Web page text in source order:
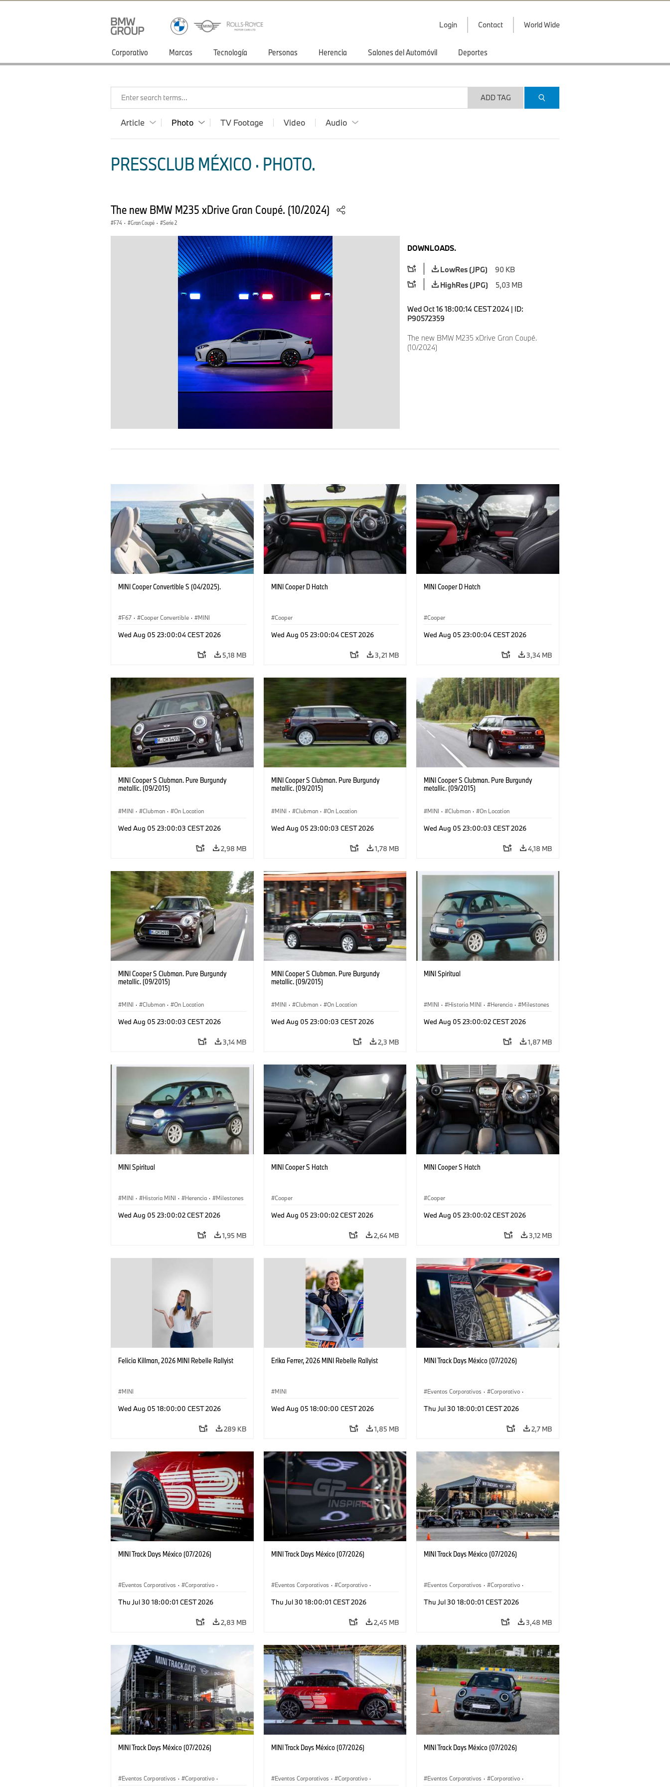
Login Contact World Wide
Corporativo Marcas Tecnología Personas Herencia Salones del Automóvil Deportes
Enter search terms... ADD TAG
Article Photo TV Footage Video Audio
PRESSCLUB MÉXICO · PHOTO.
The new BMW M235 xDrive Gran Coupé. (10/2024)
F74 · Gran Coupé · Serie 2
DOWNLOADS.
LowRes (JPG)
90 KB
HighRes (JPG)
5,03 MB
Wed Oct 16 18:00:14 CEST 2024 | ID:
P90572359
The new BMW M235 xDrive Gran Coupé.
(10/2024)
MINI Cooper Convertible S (04/2025).
F67 · Cooper Convertible · MINI
Wed Aug 05 23:00:04 CEST 2026
5,18 MB
MINI Cooper D Hatch
Cooper
Wed Aug 05 23:00:04 CEST 2026
3,21 MB
MINI Cooper D Hatch
Cooper
Wed Aug 05 23:00:04 CEST 2026
3,34 MB
MINI Cooper S Clubman. Pure Burgundy
metallic. (09/2015)
MINI · Clubman · On Location
Wed Aug 05 23:00:03 CEST 2026
2,98 MB
MINI Cooper S Clubman. Pure Burgundy
metallic. (09/2015)
MINI · Clubman · On Location
Wed Aug 05 23:00:03 CEST 2026
1,78 MB
MINI Cooper S Clubman. Pure Burgundy
metallic. (09/2015)
MINI · Clubman · On Location
Wed Aug 05 23:00:03 CEST 2026
4,18 MB
MINI Cooper S Clubman. Pure Burgundy
metallic. (09/2015)
MINI · Clubman · On Location
Wed Aug 05 23:00:03 CEST 2026
3,14 MB
MINI Cooper S Clubman. Pure Burgundy
metallic. (09/2015)
MINI · Clubman · On Location
Wed Aug 05 23:00:03 CEST 2026
2,3 MB
MINI Spiritual
MINI · Historia MINI · Herencia · Milestones
Wed Aug 05 23:00:02 CEST 2026
1,87 MB
MINI Spiritual
MINI · Historia MINI · Herencia · Milestones
Wed Aug 05 23:00:02 CEST 2026
1,95 MB
MINI Cooper S Hatch
Cooper
Wed Aug 05 23:00:02 CEST 2026
2,64 MB
MINI Cooper S Hatch
Cooper
Wed Aug 05 23:00:02 CEST 2026
3,12 MB
Felicia Killman, 2026 MINI Rebelle Rallyist
MINI
Wed Aug 05 18:00:00 CEST 2026
289 KB
Erika Ferrer, 2026 MINI Rebelle Rallyist
MINI
Wed Aug 05 18:00:00 CEST 2026
1,85 MB
MINI Track Days México (07/2026)
Eventos Corporativos · Corporativo ·
Thu Jul 30 18:00:01 CEST 2026
2,7 MB
MINI Track Days México (07/2026)
Eventos Corporativos · Corporativo ·
Thu Jul 30 18:00:01 CEST 2026
2,83 MB
MINI Track Days México (07/2026)
Eventos Corporativos · Corporativo ·
Thu Jul 30 18:00:01 CEST 2026
2,45 MB
MINI Track Days México (07/2026)
Eventos Corporativos · Corporativo ·
Thu Jul 30 18:00:01 CEST 2026
3,48 MB
MINI Track Days México (07/2026)
Eventos Corporativos · Corporativo ·
MINI Track Days México (07/2026)
Eventos Corporativos · Corporativo ·
MINI Track Days México (07/2026)
Eventos Corporativos · Corporativo ·